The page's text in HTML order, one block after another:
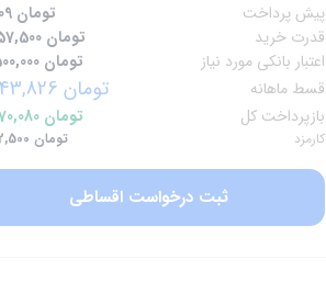
پیش پرداخت
81,209 تومان
قدرت خرید
41,157,500 تومان
اعتبار بانکی مورد نیاز
50,500,000 تومان
قسط ماهانه
3,343,826 تومان
بازپرداخت کل 60,270,080 تومان
کارمزد 9,342,500 تومان
ثبت درخواست اقساطی